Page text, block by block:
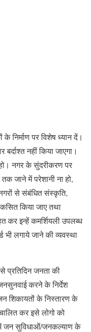
निर्माण पर विशेष ध्यान दें।
बर्दाश्त नहीं किया जाएगा।
नगर के सुंदरीकरण पर
जाने में परेशानी ना हो,
से संबंधित संस्कृति,
किया जाए तथा
कर इन्हें कमर्शियली उपलब्ध
भी लगाये जाने की व्यवस्था
प्रतिदिन जनता की
करने के निर्देश
शिकायतों के निस्तारण के
कर इसे लोगो को
में जन सुविधाओं/जनकल्याण के